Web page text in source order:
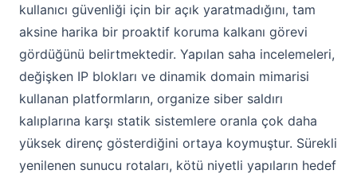
kullanıcı güvenliği için bir açık yaratmadığını, tam
aksine harika bir proaktif koruma kalkanı görevi
gördüğünü belirtmektedir. Yapılan saha incelemeleri,
değişken IP blokları ve dinamik domain mimarisi
kullanan platformların, organize siber saldırı
kalıplarına karşı statik sistemlere oranla çok daha
yüksek direnç gösterdiğini ortaya koymuştur. Sürekli
yenilenen sunucu rotaları, kötü niyetli yapıların hedef